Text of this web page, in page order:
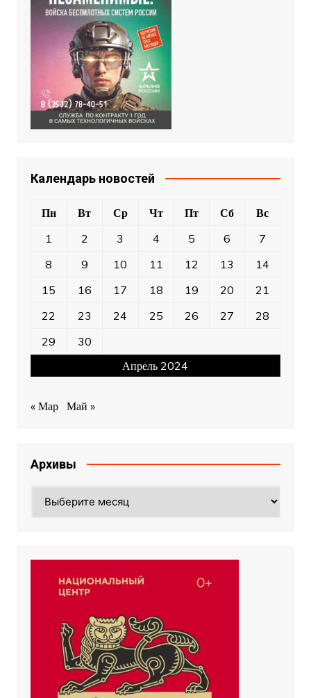
Календарь новостей
Апрель 2024
Пн Вт Ср Чт Пт Сб
Вс
1
2 3 4 5 6
7
8
9 10 11 12 13
14
15
16 17 18 19 20
21
22
23 24 25 26 27
28
29
30
« Мар Май »
Архивы